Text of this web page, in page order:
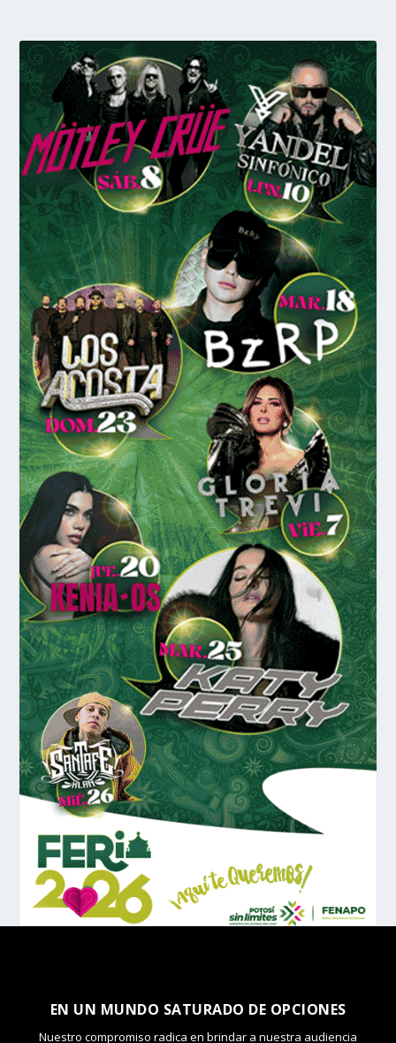
EN UN MUNDO SATURADO DE OPCIONES
Nuestro compromiso radica en brindar a nuestra audiencia